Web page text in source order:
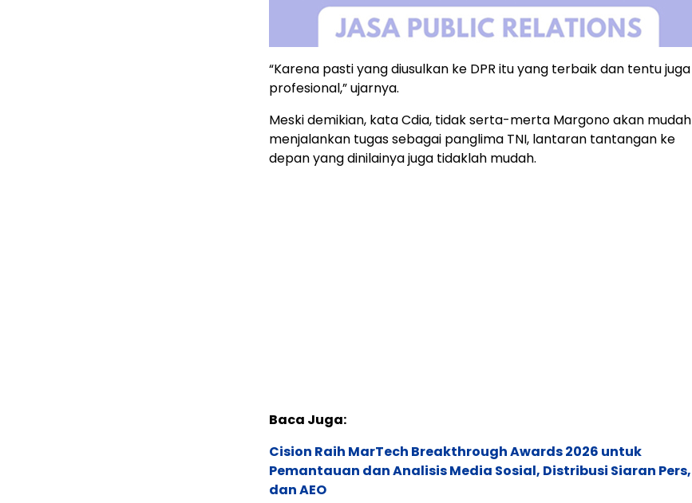
“Karena pasti yang diusulkan ke DPR itu yang terbaik dan tentu juga
profesional,” ujarnya.
Meski demikian, kata Cdia, tidak serta-merta Margono akan mudah
menjalankan tugas sebagai panglima TNI, lantaran tantangan ke
depan yang dinilainya juga tidaklah mudah.
Baca Juga:
Cision Raih MarTech Breakthrough Awards 2026 untuk
Pemantauan dan Analisis Media Sosial, Distribusi Siaran Pers,
dan AEO